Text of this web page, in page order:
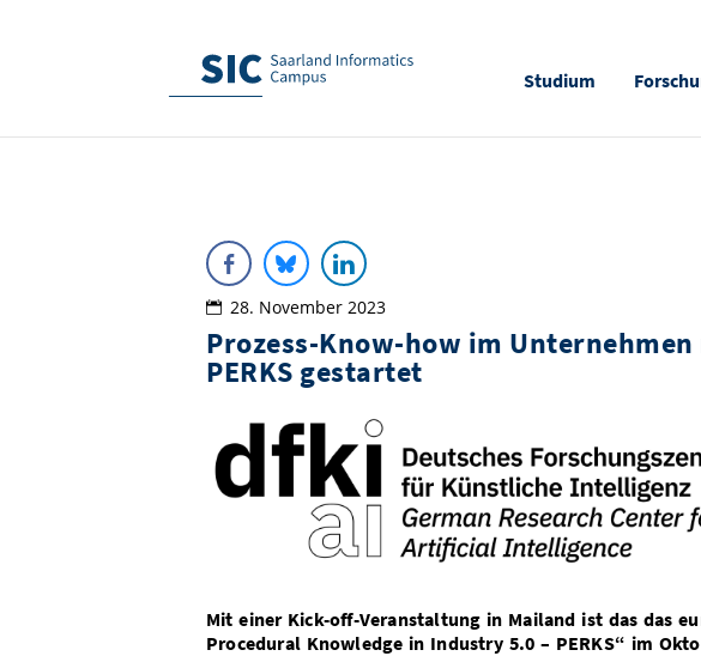
Studium
28. November 2023
Prozess-Know-how im
PERKS gestartet
Mit einer Kick-off-Veranstaltung in Mailand ist das das
Procedural Knowledge in Industry 5.0 – PERKS“ im